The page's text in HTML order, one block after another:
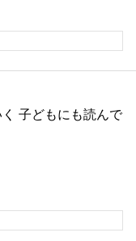
子どもにも読んで